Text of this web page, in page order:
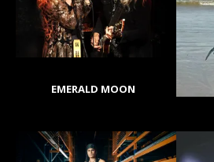
EMERALD MOON